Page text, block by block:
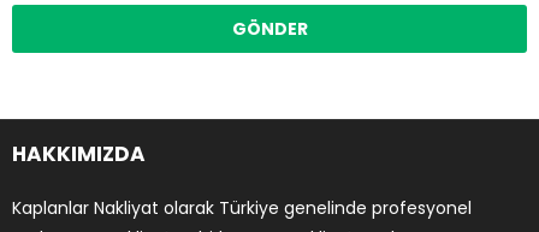
HAKKIMIZDA
Kaplanlar Nakliyat olarak Türkiye genelinde profesyonel